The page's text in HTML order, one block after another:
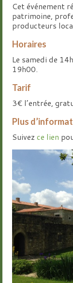
Cet événement
patrimoine,
producteurs
Horaires
Le samedi de
19h00.
Tarif
3€ l’entrée,
Plus
Suivez ce lien